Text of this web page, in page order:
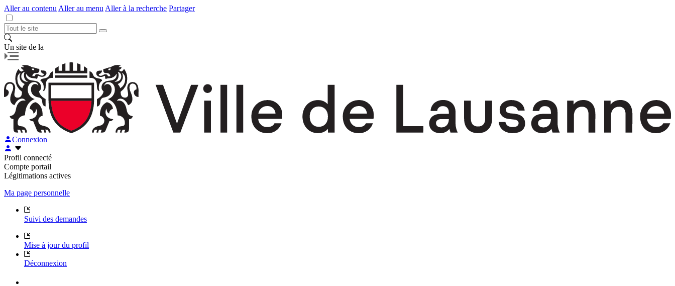
Aller au contenu Aller au menu Aller à la recherche Partager
Un site de la
Connexion
Profil connecté
Compte portail
Légitimations actives
Ma page personnelle
Suivi des demandes
Mise à jour du profil
Déconnexion